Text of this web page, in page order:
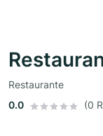
Restaurante
0.0
(0